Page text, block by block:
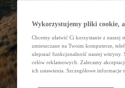
Wykorzystujemy pliki cookie,
Chcemy ułatwić Ci korzystanie z
umieszczane na Twoim komputerze,
ulepszać funkcjonalność naszej witryny.
celów reklamowych. Zalecamy
ich ustawienia. Szczegółowe informacje